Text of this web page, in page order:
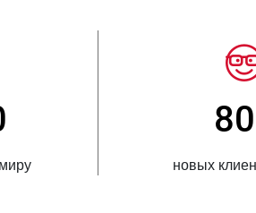
стран, куда поставляется продукция